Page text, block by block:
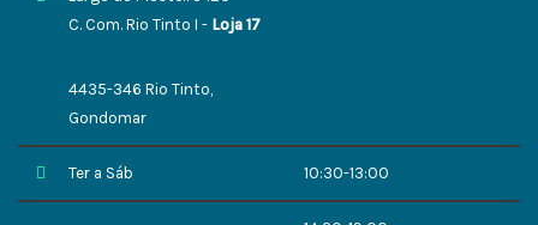
C. Com. Rio Tinto I - Loja 17
4435-346 Rio Tinto,
Gondomar
Ter a Sáb 10:30-13:00